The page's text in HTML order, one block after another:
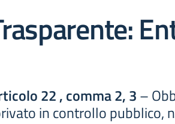
22 , comma 2, 3–
in controllo pubblico,